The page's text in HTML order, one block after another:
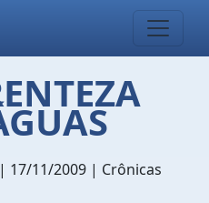
| 17/11/2009 | Crônicas